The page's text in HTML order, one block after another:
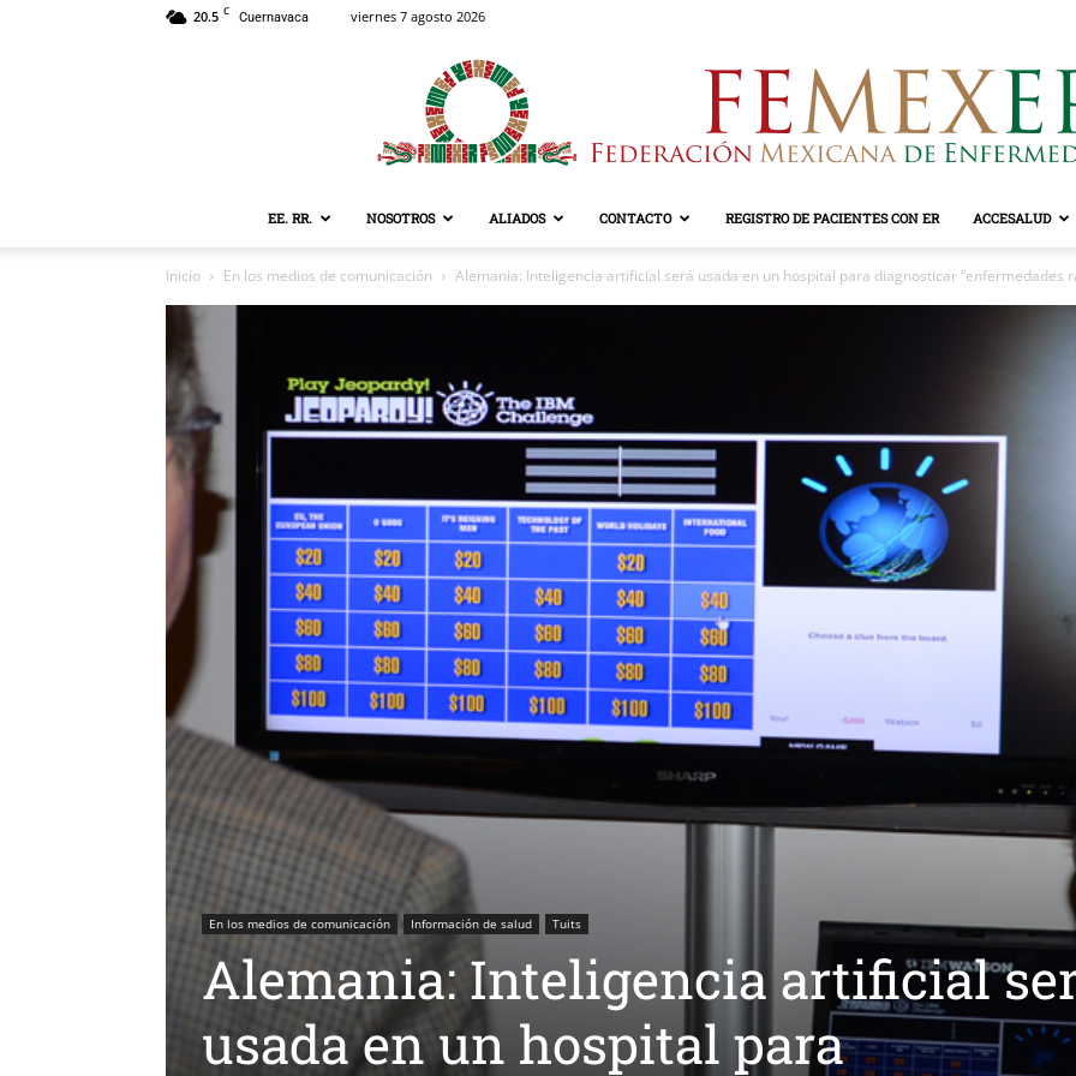
20.5 C Cuernavaca viernes 7 agosto 2026
EE. RR. NOSOTROS ALIADOS CONTACTO REGISTRO DE PACIENTES CON ER ACCESALUD
Inicio En los medios de comunicación Alemania: Inteligencia artificial será usada en un hospital para diagnosticar “enfermedades
En los medios de comunicación Información de salud Tuits
Alemania: Inteligencia artificial
usada en un hospital para